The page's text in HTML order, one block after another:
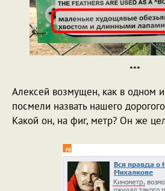
***
Алексей возмущен, как в одном
посмели назвать нашего
Какой он, на фиг, метр? Он же